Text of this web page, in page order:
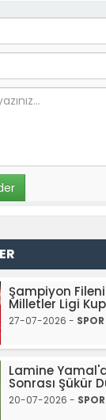
Şampiyon
Milletler Ligi
27-07-2026 - SPOR
Lamine
Sonrası Şükür
20-07-2026 - SPOR